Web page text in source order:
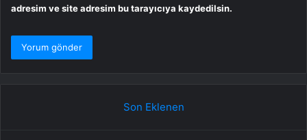
adresim ve site adresim bu tarayıcıya kaydedilsin.
Son Eklenen